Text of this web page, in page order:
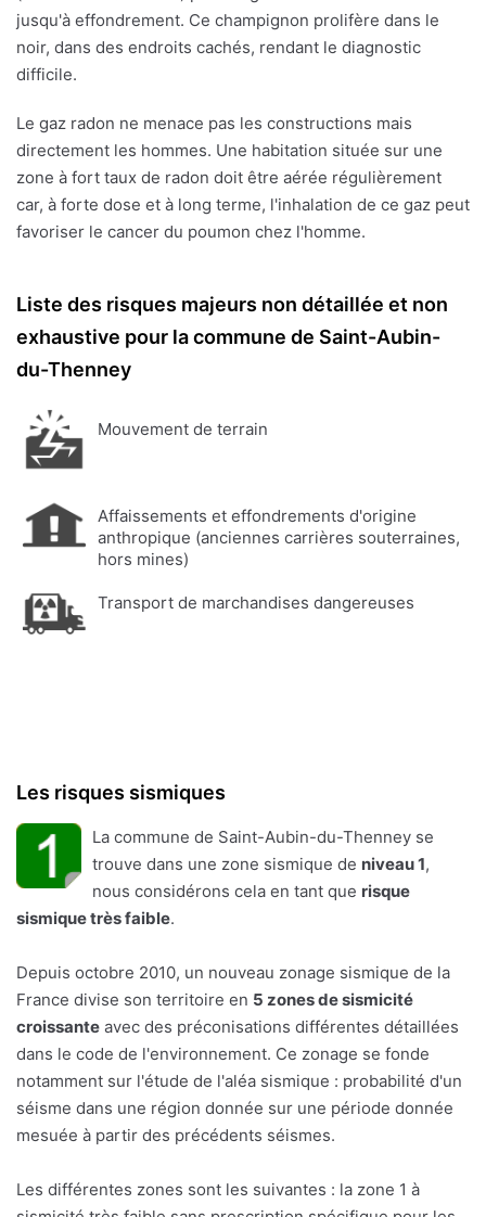
jusqu'à effondrement. Ce champignon prolifère dans le
noir, dans des endroits cachés, rendant le diagnostic
difficile.
Le gaz radon ne menace pas les constructions mais
directement les hommes. Une habitation située sur une
zone à fort taux de radon doit être aérée régulièrement
car, à forte dose et à long terme, l'inhalation de ce gaz peut
favoriser le cancer du poumon chez l'homme.
Liste des risques majeurs non détaillée et non
exhaustive pour la commune de Saint-Aubin-
du-Thenney
Mouvement de terrain
Affaissements et effondrements d'origine
anthropique (anciennes carrières souterraines,
hors mines)
Transport de marchandises dangereuses
Les risques sismiques
La commune de Saint-Aubin-du-Thenney se
trouve dans une zone sismique de niveau 1,
nous considérons cela en tant que risque
sismique très faible.
Depuis octobre 2010, un nouveau zonage sismique de la
France divise son territoire en 5 zones de sismicité
croissante avec des préconisations différentes détaillées
dans le code de l'environnement. Ce zonage se fonde
notamment sur l'étude de l'aléa sismique : probabilité d'un
séisme dans une région donnée sur une période donnée
mesuée à partir des précédents séismes.
Les différentes zones sont les suivantes : la zone 1 à